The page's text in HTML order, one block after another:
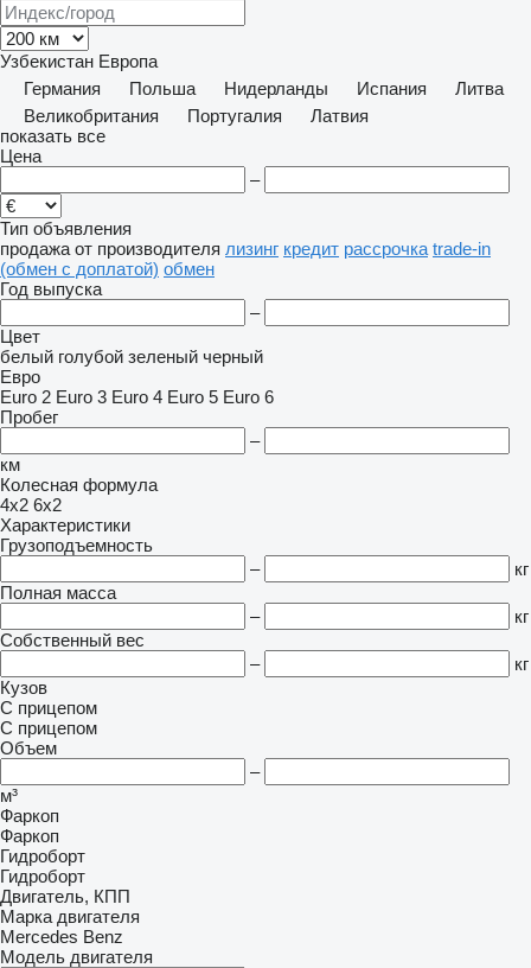
Узбекистан Европа
Германия
Польша Нидерланды Испания
Литва
Великобритания
Португалия
Латвия
показать все
Цена
–
Тип объявления
продажа от производителя лизинг кредит рассрочка trade-in
(обмен с доплатой) обмен
Год выпуска
–
Цвет
белый голубой зеленый черный
Евро
Euro 2 Euro 3 Euro 4 Euro 5 Euro 6
Пробег
–
км
Колесная формула
4x2 6x2
Характеристики
Грузоподъемность
–
кг
Полная масса
–
кг
Собственный вес
–
кг
Кузов
С прицепом
С прицепом
Объем
–
м³
Фаркоп
Фаркоп
Гидроборт
Гидроборт
Двигатель, КПП
Марка двигателя
Mercedes Benz
Модель двигателя